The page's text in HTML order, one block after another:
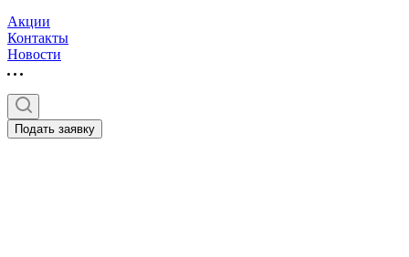
Акции
Контакты
Новости
Подать заявку